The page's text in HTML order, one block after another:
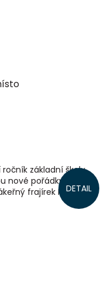
DETAIL
základní školy.
nové pořádky.
frajírek Ruda,